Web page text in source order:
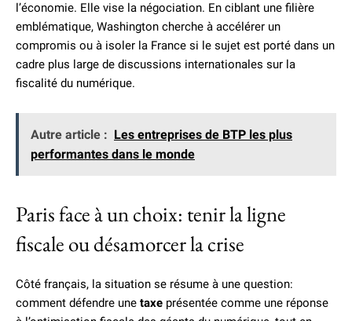
l’économie. Elle vise la négociation. En ciblant une filière
emblématique, Washington cherche à accélérer un
compromis ou à isoler la France si le sujet est porté dans un
cadre plus large de discussions internationales sur la
fiscalité du numérique.
Autre article : Les entreprises de BTP les plus
performantes dans le monde
Paris face à un choix: tenir la ligne
fiscale ou désamorcer la crise
Côté français, la situation se résume à une question:
comment défendre une taxe présentée comme une réponse